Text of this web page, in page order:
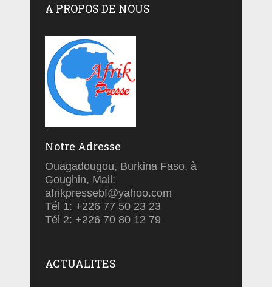
A PROPOS DE NOUS
Notre Adresse
Ouagadougou, Burkina Faso, à
Goughin, Mail:
afrikpressebf@yahoo.com
Tél 1: +226 77 50 23 23
Tél 2: +226 70 80 12 79
ACTUALITES